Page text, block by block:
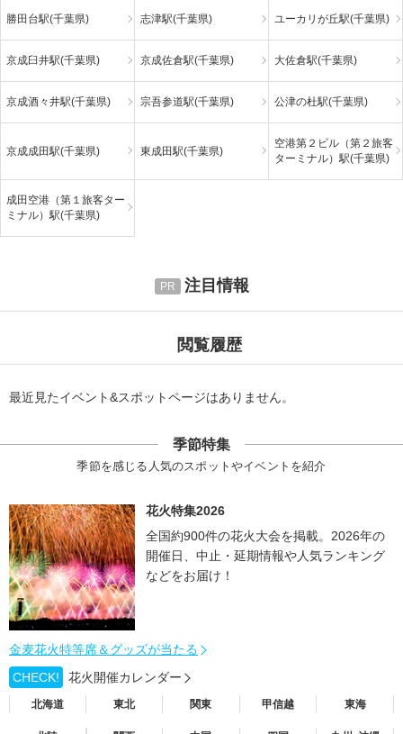
勝田台駅(千葉県) 志津駅(千葉県) ユーカリが丘駅(千葉県)
京成臼井駅(千葉県) 京成佐倉駅(千葉県) 大佐倉駅(千葉県)
京成酒々井駅(千葉県) 宗吾参道駅(千葉県) 公津の杜駅(千葉県)
京成成田駅(千葉県) 東成田駅(千葉県)
空港第２ビル（第２旅客
ターミナル）駅(千葉県)
成田空港（第１旅客ター
ミナル）駅(千葉県)
注目情報
閲覧履歴
最近見たイベント&スポットページはありません。
季節特集
季節を感じる人気のスポットやイベントを紹介
花火特集2026
全国約900件の花火大会を掲載。2026年の
開催日、中止・延期情報や人気ランキング
などをお届け！
金麦花火特等席＆グッズが当たる
CHECK!
花火開催カレンダー
北海道 東北 関東 甲信越 東海